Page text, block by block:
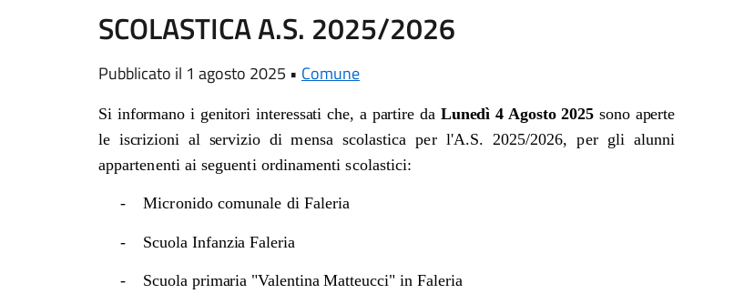
SCOLASTICA A.S. 2025/2026
Pubblicato il 1 agosto 2025 • Comune
Si informano i genitori interessati che, a partire da Lunedì 4 Agosto 2025 sono aperte
le iscrizioni al servizio dimensa scolastica per l'A.S. 2025/2026, per gli alunni
appartenenti ai seguenti ordinamenti scolastici:
- Micronido comunale di Faleria
- Scuola Infanzia Faleria
- Scuola primaria "Valentina Matteucci" in Faleria